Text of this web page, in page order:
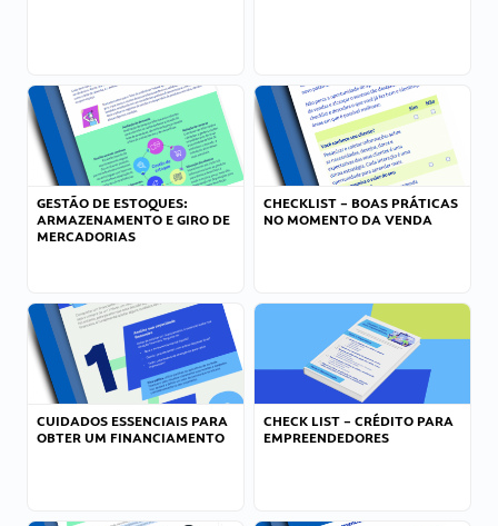
GESTÃO DE ESTOQUES:
ARMAZENAMENTO E GIRO DE
MERCADORIAS
CHECKLIST – BOAS PRÁTICAS
NO MOMENTO DA VENDA
CUIDADOS ESSENCIAIS PARA
OBTER UM FINANCIAMENTO
CHECK LIST – CRÉDITO PARA
EMPREENDEDORES